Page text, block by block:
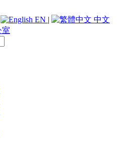
EN | 中文